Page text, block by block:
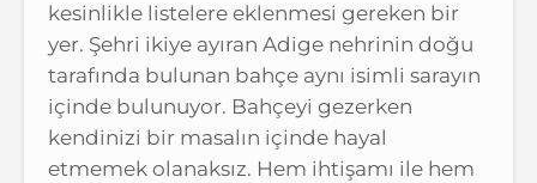
kesinlikle listelere eklenmesi gereken bir
yer. Şehri ikiye ayıran Adige nehrinin doğu
tarafında bulunan bahçe aynı isimli sarayın
içinde bulunuyor. Bahçeyi gezerken
kendinizi bir masalın içinde hayal
etmemek olanaksız. Hem ihtişamı ile hem